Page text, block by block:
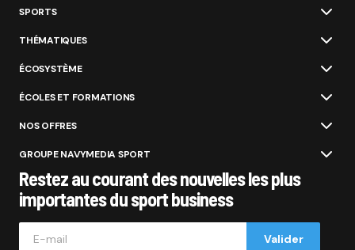
SPORTS
THÉMATIQUES
ÉCOSYSTÈME
ÉCOLES ET FORMATIONS
NOS OFFRES
GROUPE NAVYMEDIA SPORT
Restez au courant des nouvelles les plus
importantes du sport business
Valider